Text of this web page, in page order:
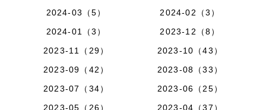
2024-03（5）
2024-02（3）
2024-01（3）
2023-12（8）
2023-11（29）
2023-10（43）
2023-09（42）
2023-08（33）
2023-07（34）
2023-06（25）
2023-05（26）
2023-04（37）